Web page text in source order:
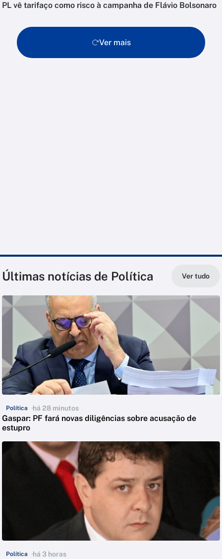
PL vê tarifaço como risco à campanha de Flávio Bolsonaro
Ver mais
Últimas notícias de Política Ver tudo
Política há 28 minutos
Gaspar: PF fará novas diligências sobre acusação de
estupro
Política há 3 horas